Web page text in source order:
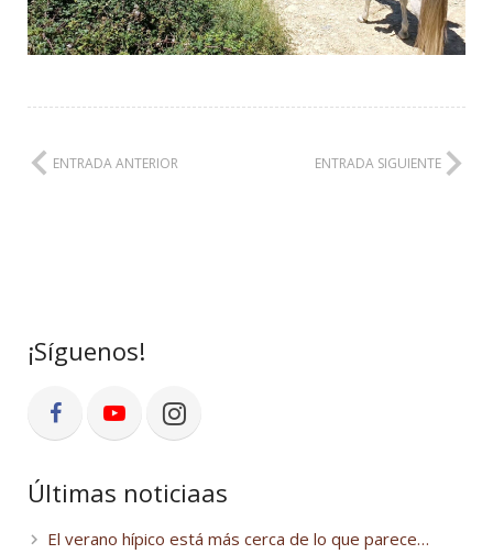
ENTRADA ANTERIOR ENTRADA SIGUIENTE
¡Síguenos!
Últimas noticiaas
El verano hípico está más cerca de lo que parece…